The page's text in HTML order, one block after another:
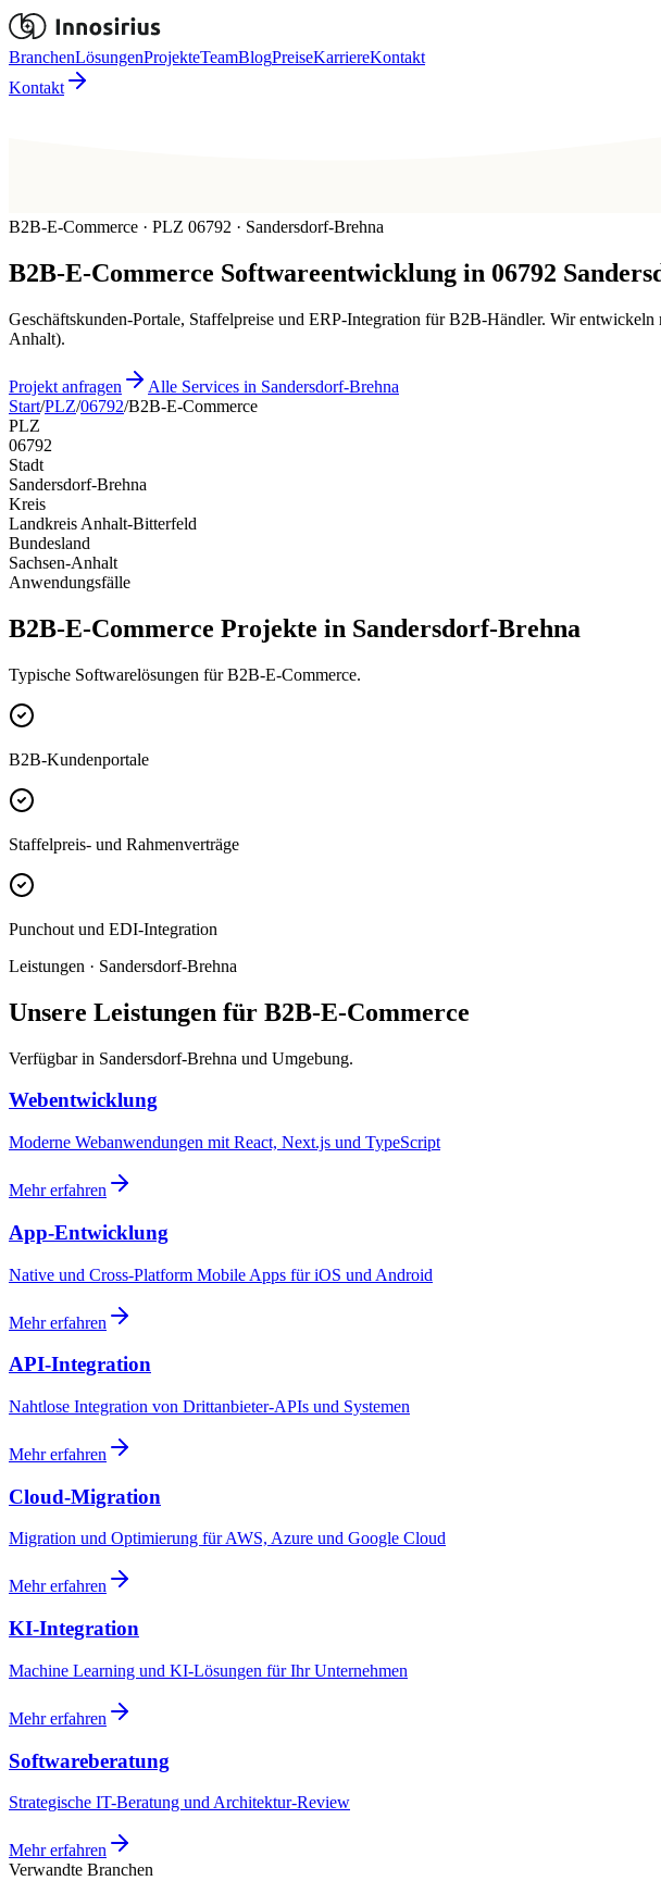
BranchenLösungenProjekteTeamBlogPreiseKarriereKontakt
Kontakt
B2B-E-Commerce · PLZ 06792 · Sandersdorf-Brehna
B2B-E-Commerce Softwareentwicklung in 06792
Geschäftskunden-Portale, Staffelpreise und ERP-Integration für B2B-Händler. Wir
Anhalt).
Projekt anfragen
Alle Services in Sandersdorf-Brehna
Start/PLZ/06792/B2B-E-Commerce
PLZ
06792
Stadt
Sandersdorf-Brehna
Kreis
Landkreis Anhalt-Bitterfeld
Bundesland
Sachsen-Anhalt
Anwendungsfälle
B2B-E-Commerce Projekte in Sandersdorf-Brehna
Typische Softwarelösungen für B2B-E-Commerce.
B2B-Kundenportale
Staffelpreis- und Rahmenverträge
Punchout und EDI-Integration
Leistungen · Sandersdorf-Brehna
Unsere Leistungen für B2B-E-Commerce
Verfügbar in Sandersdorf-Brehna und Umgebung.
Webentwicklung
Moderne Webanwendungen mit React, Next.js und TypeScript
Mehr erfahren
App-Entwicklung
Native und Cross-Platform Mobile Apps für iOS und Android
Mehr erfahren
API-Integration
Nahtlose Integration von Drittanbieter-APIs und Systemen
Mehr erfahren
Cloud-Migration
Migration und Optimierung für AWS, Azure und Google Cloud
Mehr erfahren
KI-Integration
Machine Learning und KI-Lösungen für Ihr Unternehmen
Mehr erfahren
Softwareberatung
Strategische IT-Beratung und Architektur-Review
Mehr erfahren
Verwandte Branchen